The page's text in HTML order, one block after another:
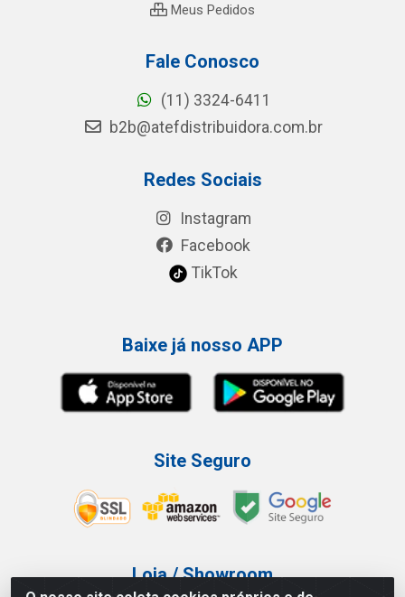
Meus Pedidos
Fale Conosco
(11) 3324-6411
b2b@atefdistribuidora.com.br
Redes Sociais
Instagram
Facebook
TikTok
Baixe já nosso APP
Site Seguro
Loja / Showroom